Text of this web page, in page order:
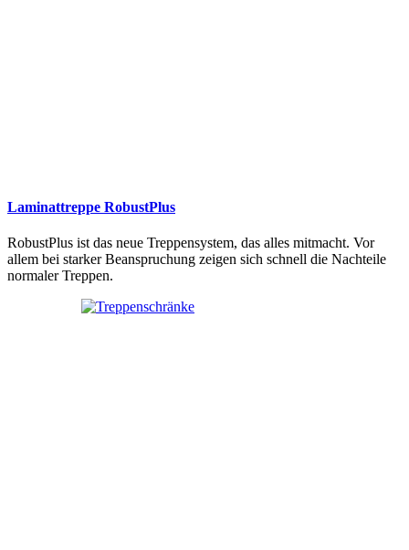
Laminattreppe RobustPlus
RobustPlus ist das neue Treppensystem, das alles mitmacht. Vor
allem bei starker Beanspruchung zeigen sich schnell die Nachteile
normaler Treppen.